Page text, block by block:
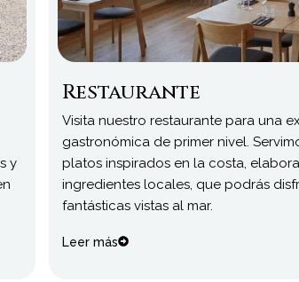
y
Restaurante
Visita nuestro restaurante para una
gastronómica de primer nivel.
platos inspirados en la costa,
ingredientes locales, que podrás
fantásticas vistas al mar.
Leer más